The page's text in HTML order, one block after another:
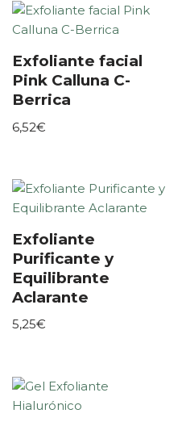
Exfoliante facial
Pink Calluna C-
Berrica
6,52€
Exfoliante
Purificante y
Equilibrante
Aclarante
5,25€